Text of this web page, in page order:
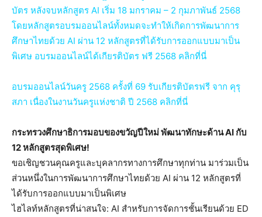
บัตร หลังจบหลักสูตร AI เริ่ม 18 มกราคม – 2 กุมภาพันธ์ 2568
โดยหลักสูตรอบรมออนไลน์ทั้งหมดจะทำให้เกิดการพัฒนาการ
ศึกษาไทยด้วย AI ผ่าน 12 หลักสูตรที่ได้รับการออกแบบมาเป็น
พิเศษ อบรมออนไลน์ได้เกียรติบัตร ฟรี 2568 คลิกที่นี่
อบรมออนไลน์วันครู 2568 ครั้งที่ 69 รับเกียรติบัตรฟรี จาก คุรุ
สภา เนื่องในงานวันครูแห่งชาติ ปี 2568 คลิกที่นี่
กระทรวงศึกษาธิการมอบของขวัญปีใหม่ พัฒนาทักษะด้าน AI กับ
12 หลักสูตรสุดพิเศษ!
ขอเชิญชวนคุณครูและบุคลากรทางการศึกษาทุกท่าน มาร่วมเป็น
ส่วนหนึ่งในการพัฒนาการศึกษาไทยด้วย AI ผ่าน 12 หลักสูตรที่
ได้รับการออกแบบมาเป็นพิเศษ
ไฮไลท์หลักสูตรที่น่าสนใจ: AI สำหรับการจัดการชั้นเรียนด้วย ED